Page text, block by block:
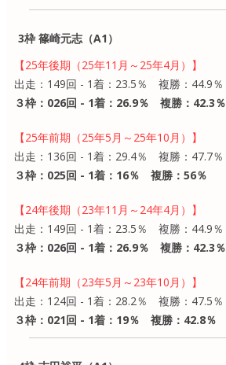
3枠 篠崎元志（A1）
【25年後期（25年11月～25年4月）】
出走：149回 - 1着：23.5％ 複勝：44.9％
３枠：026回 - 1着：26.9％ 複勝：42.3％
【25年前期（25年5月～25年10月）】
出走：136回 - 1着：29.4％ 複勝：47.7％
３枠：025回 - 1着：16％ 複勝：56％
【24年後期（23年11月～24年4月）】
出走：149回 - 1着：23.5％ 複勝：44.9％
３枠：026回 - 1着：26.9％ 複勝：42.3％
【24年前期（23年5月～23年10月）】
出走：124回 - 1着：28.2％ 複勝：47.5％
３枠：021回 - 1着：19％ 複勝：42.8％